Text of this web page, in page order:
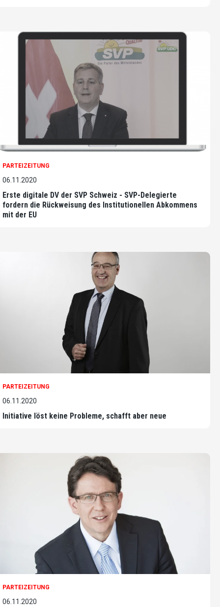
PARTEIZEITUNG
06.11.2020
Erste digitale DV der SVP Schweiz - SVP-Delegierte
fordern die Rückweisung des Institutionellen Abkommens
mit der EU
PARTEIZEITUNG
06.11.2020
Initiative löst keine Probleme, schafft aber neue
PARTEIZEITUNG
06.11.2020